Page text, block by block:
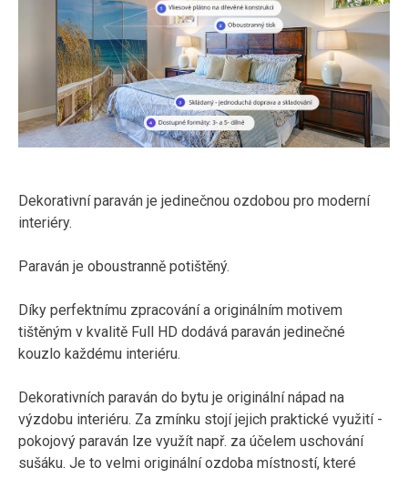
Dekorativní paraván je jedinečnou ozdobou pro moderní
interiéry.
Paraván je oboustranně potištěný.
Díky perfektnímu zpracování a originálním motivem
tištěným v kvalitě Full HD dodává paraván jedinečné
kouzlo každému interiéru.
Dekorativních paraván do bytu je originální nápad na
výzdobu interiéru. Za zmínku stojí jejich praktické využití -
pokojový paraván lze využít např. za účelem uschování
sušáku. Je to velmi originální ozdoba místností, které